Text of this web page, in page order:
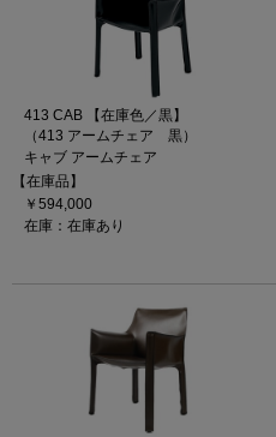
413 CAB 【在庫色／黒】
（413 アームチェア 黒）
キャブ アームチェア
【在庫品】
￥594,000
在庫：在庫あり